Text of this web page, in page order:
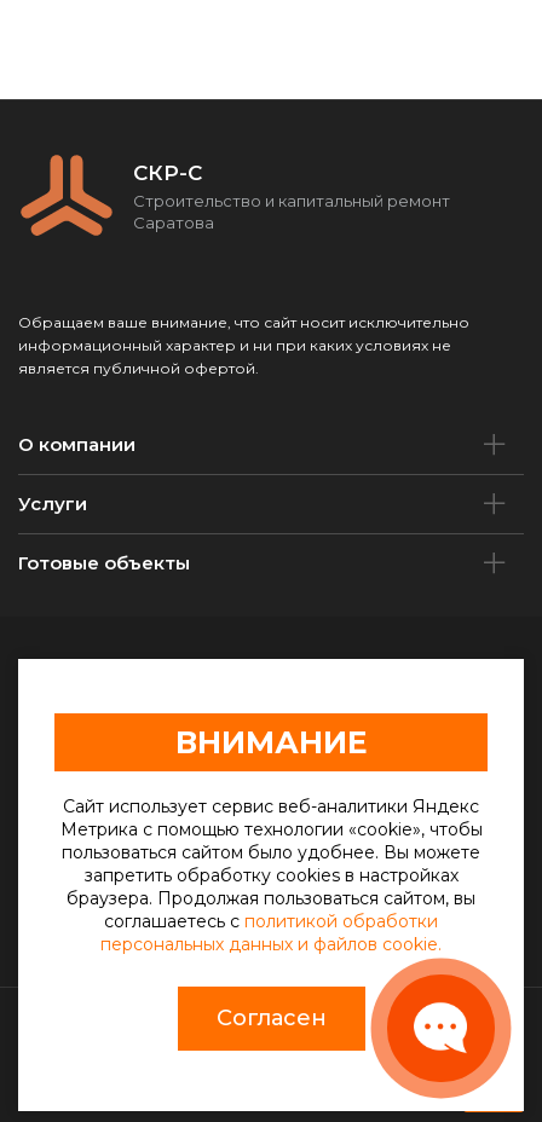
СКР-С
Строительство и капитальный ремонт
Саратова
Обращаем ваше внимание, что сайт носит исключительно
информационный характер и ни при каких условиях не
является публичной офертой.
О компании
Услуги
Готовые объекты
oooskr-s@mail.ru
+7(906) 307-63-77
Telegram
Max
ВНИМАНИЕ
Сайт использует сервис веб-аналитики Яндекс
Метрика с помощью технологии «cookie», чтобы
пользоваться сайтом было удобнее. Вы можете
запретить обработку cookies в настройках
браузера. Продолжая пользоваться сайтом, вы
соглашаетесь с политикой обработки
персональных данных и файлов cookie.
Согласен